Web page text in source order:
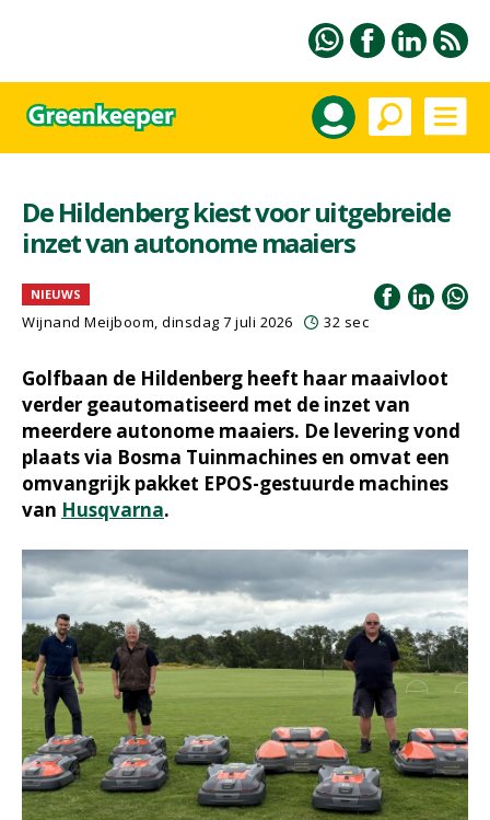
De Hildenberg kiest voor uitgebreide
inzet van autonome maaiers
NIEUWS
Wijnand Meijboom, dinsdag 7 juli 2026 32 sec
Golfbaan de Hildenberg heeft haar maaivloot
verder geautomatiseerd met de inzet van
meerdere autonome maaiers. De levering vond
plaats via Bosma Tuinmachines en omvat een
omvangrijk pakket EPOS-gestuurde machines
van Husqvarna.